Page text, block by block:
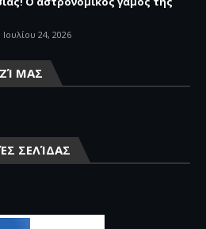
24, 2026
ΜΑΣ
ΣΕΛΊΔΑΣ